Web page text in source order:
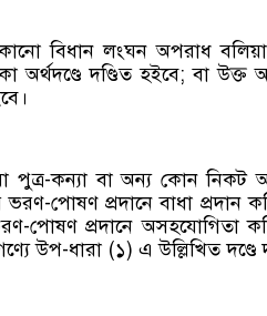
বিধান লংঘন অপরাধ
দণ্ডিত হইবে; বা উক্ত
পুত্র-কন্যা বা অন্য কোন নিকট
ভরণ-পোষণ প্রদানে বাধা প্রদান
পোষণ প্রদানে অসহযোগিতা
উপ-ধারা (১) এ উল্লিখিত দণ্ডে